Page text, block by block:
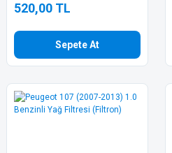
520,00 TL
Sepete At